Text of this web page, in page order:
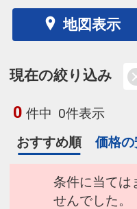
地図表示
現在の絞り込み
0 件中 0件表示
おすすめ順
価格
条件に当ては
せんでした。